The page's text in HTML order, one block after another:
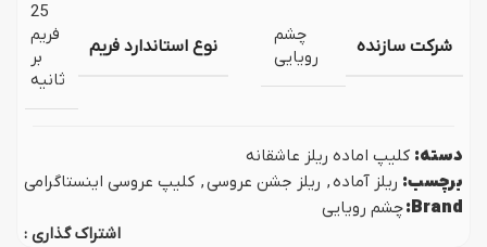
شرکت سازنده
چشم
رویایی
نوع استاندارد فریم
25
فریم
بر
ثانیه
دسته: کلیپ اماده ریلز عاشقانه
برچسب: ریلز آماده, ریلز جشن عروسی, کلیپ عروسی اینستاگرامی
Brand: چشم رویایی
اشتراک گذاری :